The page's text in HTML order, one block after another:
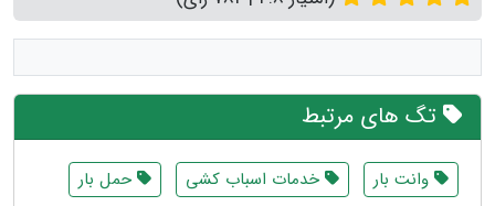
تگ های مرتبط
وانت بار خدمات اسباب کشی حمل بار